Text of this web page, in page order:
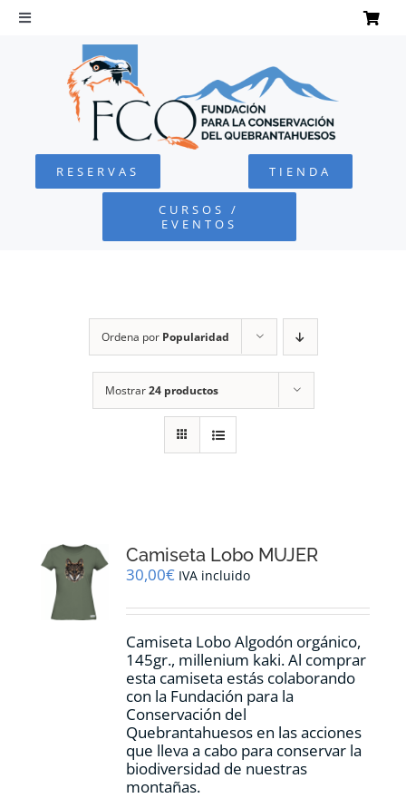
Saltar
Toggle
Navigation
QUEBRANTAHUESOS
FUNDACIÓN
CONTACTO
CARRITO
RESERVAS TIENDA
CURSOS /
EVENTOS
Ordena por Popularidad
Mostrar24 productos
Camiseta Lobo MUJER
30,00€ IVA incluido
Camiseta Lobo Algodón orgánico,
145gr., millenium kaki. Al comprar
esta camiseta estás colaborando
con la Fundación para la
Conservación del
Quebrantahuesos en las acciones
que lleva a cabo para conservar la
biodiversidad de nuestras
montañas.